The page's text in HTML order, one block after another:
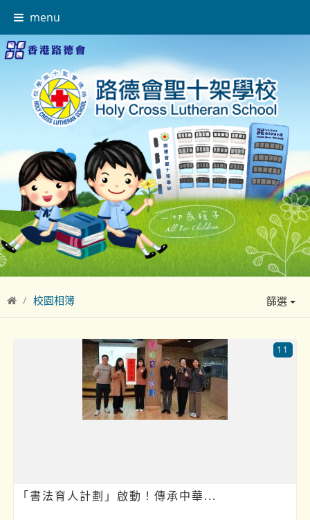
menu
校園相簿 篩選
「書法育人計劃」啟動！傳承中華...
11